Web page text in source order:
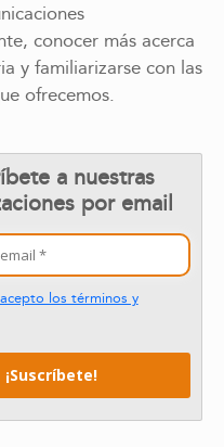
conocer más acerca
y familiarizarse con las
ofrecemos.
a nuestras
por email
los términos y